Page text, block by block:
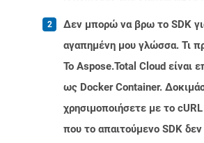
Δεν μπορώ να βρω το SDK
αγαπημένη μου γλώσσα. Τι
Το Aspose.Total Cloud είναι
ως Docker Container.
χρησιμοποιήσετε με το
που το απαιτούμενο SDK δεν